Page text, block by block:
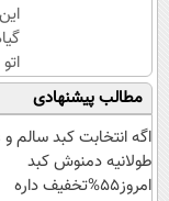
مطالب پیشنهادی
اگه انتخابت کبد سالم
طولانیه دمنوش کبد
امروز55%تخفیف داره